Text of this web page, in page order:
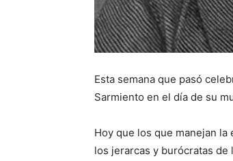
Esta semana que pasó
Sarmiento en el día de su
Hoy que los que manejan
los jerarcas y burócratas